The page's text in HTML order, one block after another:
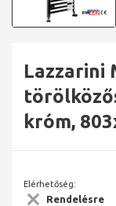
Lazzarini
króm,
Elérhetőség:
Rendelésre